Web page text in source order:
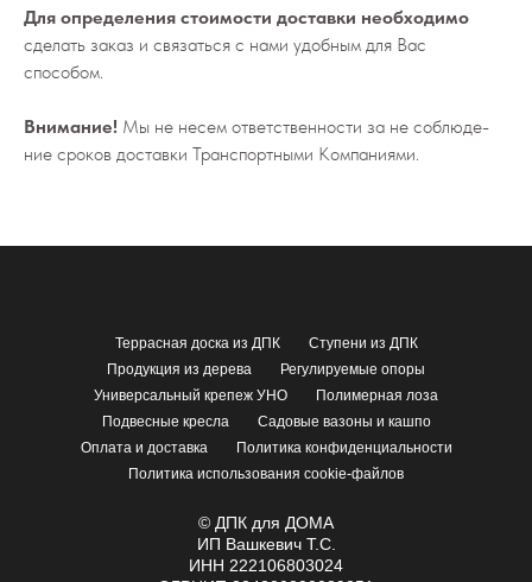
Для определения стоимости доставки необходимо
сделать заказ и связаться с нами удобным для Вас
способом.
Внимание! Мы не не­сем от­вет­ствен­но­сти за не со­блю­де­
ние сро­ков до­став­ки Транс­порт­ны­ми Ком­па­ни­я­ми.
Террасная доска из ДПК
Ступени из ДПК
Продукция из дерева
Регулируемые опоры
Универсальный крепеж УНО
Полимерная лоза
Подвесные кресла
Садовые вазоны и кашпо
Оплата и доставка
Политика конфиденциальности
Политика использования cookie-файлов
© ДПК для ДОМА
ИП Вашкевич Т.С.
ИНН 222106803024